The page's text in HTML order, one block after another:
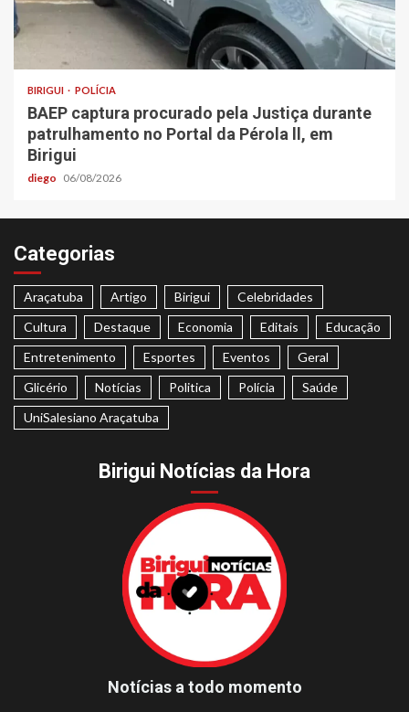
BIRIGUI POLÍCIA
BAEP captura procurado pela Justiça durante
patrulhamento no Portal da Pérola ll, em
Birigui
diego 06/08/2026
Categorias
Araçatuba Artigo Birigui
Celebridades
Cultura
Destaque Economia Editais
Educação
Entretenimento
Esportes Eventos
Geral
Glicério
Notícias Politica Polícia
Saúde
UniSalesiano Araçatuba
Birigui Notícias da Hora
Notícias a todo momento